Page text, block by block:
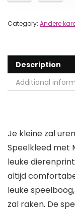
Category: Andere
Description
Additional
Je kleine zal
Speelkleed met
leuke
altijd
leuke
zal raken. De